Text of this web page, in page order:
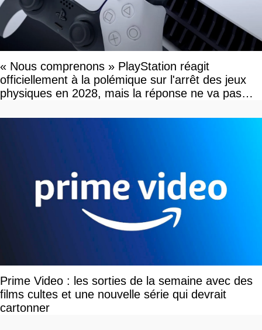
« Nous comprenons » PlayStation réagit
officiellement à la polémique sur l'arrêt des jeux
physiques en 2028, mais la réponse ne va pas
Prime Video : les sorties de la semaine avec des
films cultes et une nouvelle série qui devrait
cartonner